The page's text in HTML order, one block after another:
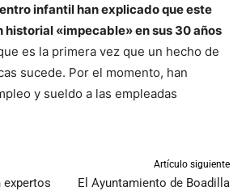
infantil han explicado que este
historial «impecable» en sus 30 años
es la primera vez que un hecho de
sucede. Por el momento, han
y sueldo a las empleadas
expertos
Artículo siguiente
El Ayuntamiento de Boadilla